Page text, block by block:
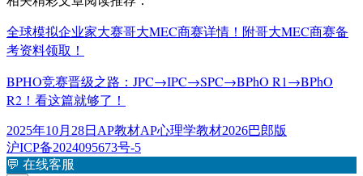
全球模拟企业家大赛哥大MEC商赛详情！附哥大MEC商赛备
考资料领取！
BPHO竞赛晋级之路：JPC→IPC→SPC→BPhO R1→BPhO
R2！看这篇就够了！
发
布
于
2025年10月28日 分
类
AP教材标
签
AP心理学教材2026巴郎版
沪ICP备2024095673号-5
💬 在线客服